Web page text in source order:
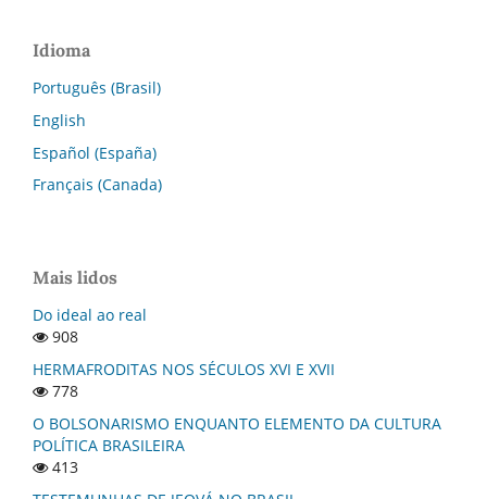
Idioma
Português (Brasil)
English
Español (España)
Français (Canada)
Mais lidos
Do ideal ao real
908
HERMAFRODITAS NOS SÉCULOS XVI E XVII
778
O BOLSONARISMO ENQUANTO ELEMENTO DA CULTURA
POLÍTICA BRASILEIRA
413